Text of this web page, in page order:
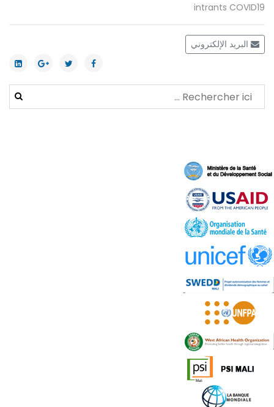
intrants COVID19
البريد الإلكتروني